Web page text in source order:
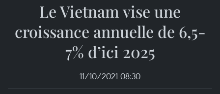
Le Vietnam vise une
croissance annuelle de 6,5-
7% d’ici 2025
11/10/2021 08:30